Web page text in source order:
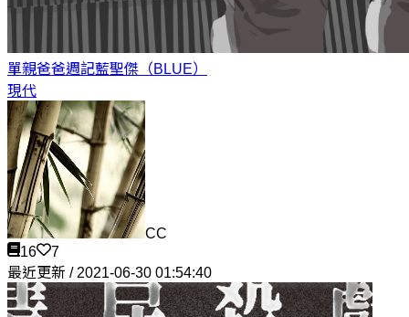
單親爸爸週記藍聖傑（BLUE）
現代
CC
16
7
最近更新 / 2021-06-30 01:54:40